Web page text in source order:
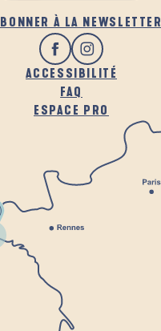
À LA NEWSLETTER
ACCESSIBILITÉ
FAQ
ESPACE PRO